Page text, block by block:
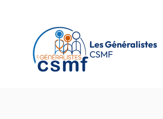
Les Généralistes
CSMF